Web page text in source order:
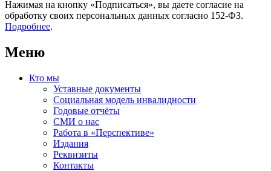
Нажимая на кнопку «Подписаться», вы даете согласие на
обработку своих персональных данных согласно 152-ФЗ.
Подробнее.
Меню
Кто мы
Уставные документы
Социальная модель инвалидности
Годовые отчёты
СМИ о нас
Работа в «Перспективе»
Издания
Реквизиты
Контакты